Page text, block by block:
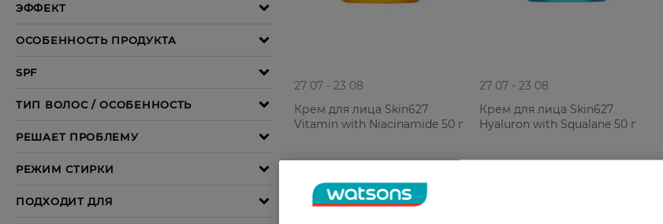
27 07 - 23 08
Крем для лица Skin627
Vitamin with Niacinamide 50 г
27 07 - 23 08
Крем для лица Skin627
Hyaluron with Squalane 50 г